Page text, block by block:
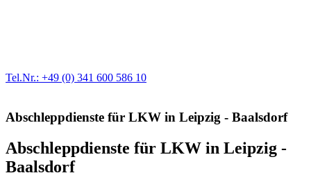
Tel.Nr.: +49 (0) 341 600 586 10
Abschleppdienste für LKW in Leipzig - Baalsdorf
Abschleppdienste für LKW in Leipzig -
Baalsdorf